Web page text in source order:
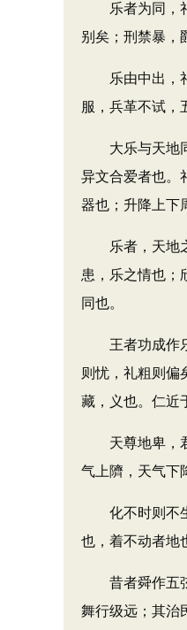
乐者为同，礼
别矣；刑禁暴，
乐由中出，礼
服，兵革不试，
大乐与天地同
异文合爱者也。
器也；升降上下
乐者，天地之
患，乐之情也；
同也。
王者功成作乐
则忧，礼粗则偏
藏，义也。仁近
天尊地卑，君
气上隮，天气下
化不时则不生
也，着不动者地
昔者舜作五弦
舞行级远；其治